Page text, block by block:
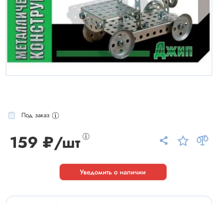
Под заказ
159 ₽/шт
Уведомить о наличии